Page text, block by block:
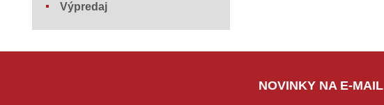
Výpredaj
NOVINKY NA E-MAIL